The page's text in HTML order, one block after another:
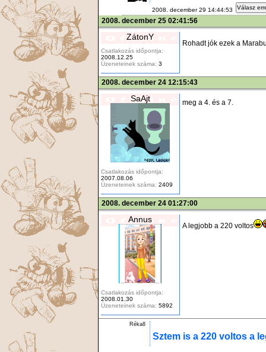
2008. december 29 14:44:53 Válasz
2008. december 25 02:41:56
ZátonY
Csatlakozás időpontja:
2008.12.25
Üzeneteinek száma: 3
Rohadt jók ezek a
2008. december 24 12:15:43
SaAjt
Csatlakozás időpontja:
2007.08.06
Üzeneteinek száma: 2409
meg a 4. és a 7.
2008. december 24 01:27:00
Annus
Csatlakozás időpontja:
2008.01.30
Üzeneteinek száma: 5892
A legjobb a 220 voltos
Réka8
Sztem is a 220 voltos a